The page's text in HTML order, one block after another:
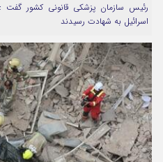
اسرائیل به شهادت رسیدند